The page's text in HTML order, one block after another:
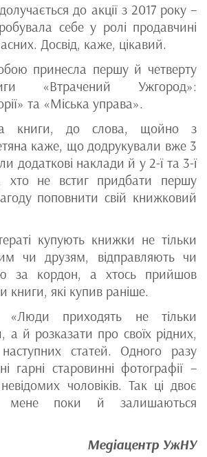
до акції з 2017 року –
себе у ролі продавчині
Досвід, каже, цікавий.
принесла першу й четверту
«Втрачений Ужгород»:
та «Міська управа».
книги, до слова, щойно з
каже, що додрукували вже 3
додаткові наклади й у 2-ї та 3-ї
хто не встиг придбати першу
поповнити свій книжковий
купують книжки не тільки
чи друзям, відправляють чи
за кордон, а хтось прийшов
книги, які купив раніше.
«Люди приходять не тільки
а й розказати про своїх рідних,
статей. Одного разу
гарні старовинні фотографії –
чоловіків. Так ці двоє
мене поки й залишаються
Медіацентр УжНУ